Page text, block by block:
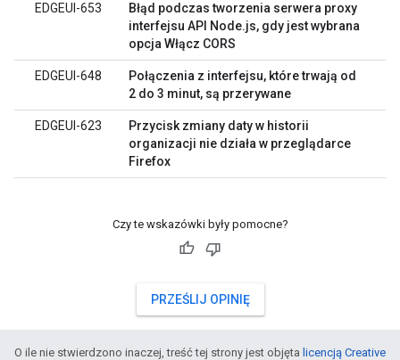
EDGEUI-653
Błąd podczas tworzenia serwera proxy
interfejsu API Node.js, gdy jest wybrana
opcja Włącz CORS
EDGEUI-648
Połączenia z interfejsu, które trwają od
2 do 3 minut, są przerywane
EDGEUI-623
Przycisk zmiany daty w historii
organizacji nie działa w przeglądarce
Firefox
Czy te wskazówki były pomocne?
PRZEŚLIJ OPINIĘ
O ile nie stwierdzono inaczej, treść tej strony jest objęta licencją Creative